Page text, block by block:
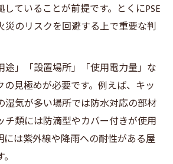
ていることが前提です。とくにPSE
災のリスクを回避する上で重要な判
途」「設置場所」「使用電力量」な
の見極めが必要です。例えば、キッ
湿気が多い場所では防水対応の部材
チ類には防滴型やカバー付きが使用
には紫外線や降雨への耐性がある屋